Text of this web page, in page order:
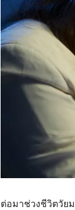
ต่อมาช่วงชีวิตวัย